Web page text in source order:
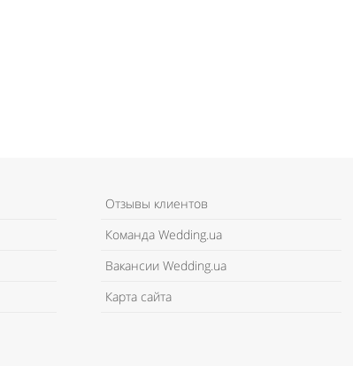
Отзывы клиентов
Команда Wedding.ua
Вакансии Wedding.ua
Карта сайта